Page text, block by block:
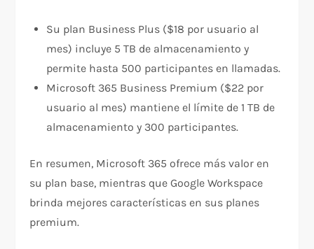
Su plan Business Plus ($18 por usuario al
mes) incluye 5 TB de almacenamiento y
permite hasta 500 participantes en llamadas.
Microsoft 365 Business Premium ($22 por
usuario al mes) mantiene el límite de 1 TB de
almacenamiento y 300 participantes.
En resumen, Microsoft 365 ofrece más valor en
su plan base, mientras que Google Workspace
brinda mejores características en sus planes
premium.